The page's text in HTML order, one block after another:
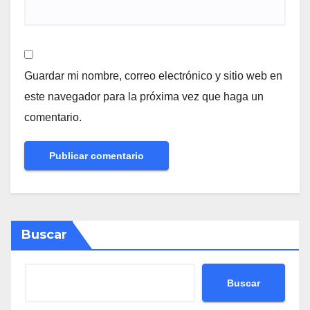
Guardar mi nombre, correo electrónico y sitio web en
este navegador para la próxima vez que haga un
comentario.
Buscar
Buscar